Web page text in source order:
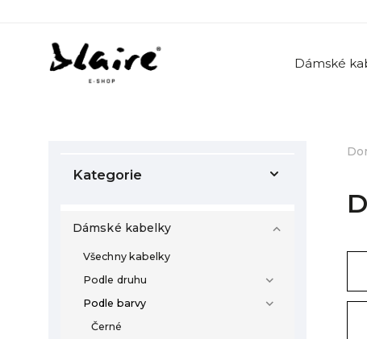
Dámské
Kategorie
Dámské kabelky
Všechny kabelky
Podle druhu
Podle barvy
Černé